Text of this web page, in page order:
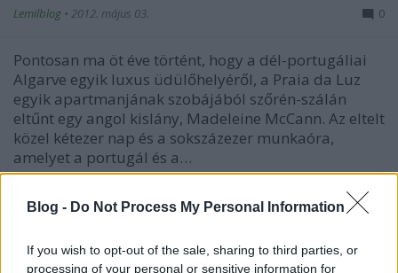
Blog - Do Not Process My Personal Information
If you wish to opt-out of the sale, sharing to third parties, or
processing of your personal or sensitive information for
Lemilblog • 2012. május 03. 0
Pontosan ma öt éve történt, hogy a dél-portugáliai
Algarve egyik luxus üdülőhelyéről, a Praia da Luz
egyik apartmanjának szobájából szőrén-szálán
eltűnt egy angol kislány, Madeleine McCann. Az eltelt
közel kétezer nap és a sokszázezer munkaóra,
amelyet a portugál és a…
Portugália közelgő nemzeti ünnepe kapcsán Glória